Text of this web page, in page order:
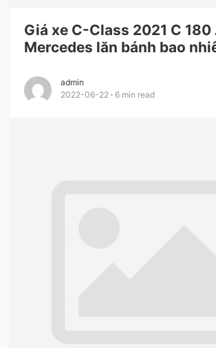
Giá xe C-Class 2021 C 180
Mercedes lăn bánh bao
admin
2022-06-22
6 min read